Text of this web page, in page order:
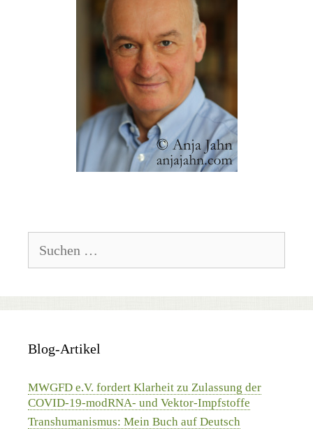
nach:
Blog-Artikel
MWGFD e.V. fordert Klarheit zu Zulassung der
COVID-19-modRNA- und Vektor-Impfstoffe
Transhumanismus: Mein Buch auf Deutsch